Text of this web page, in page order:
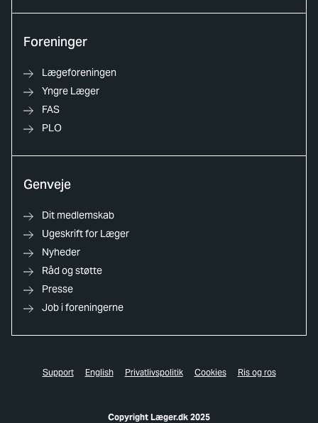
Foreninger
Lægeforeningen
Yngre Læger
FAS
PLO
Genveje
Dit medlemskab
Ugeskrift for Læger
Nyheder
Råd og støtte
Presse
Job i foreningerne
Support English Privatlivspolitik Cookies Ris og ros
Copyright Læger.dk 2025